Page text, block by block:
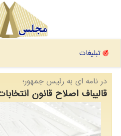
تبلیغات
در نامه ای به رئیس جمهور؛
قالیباف اصلاح قانون